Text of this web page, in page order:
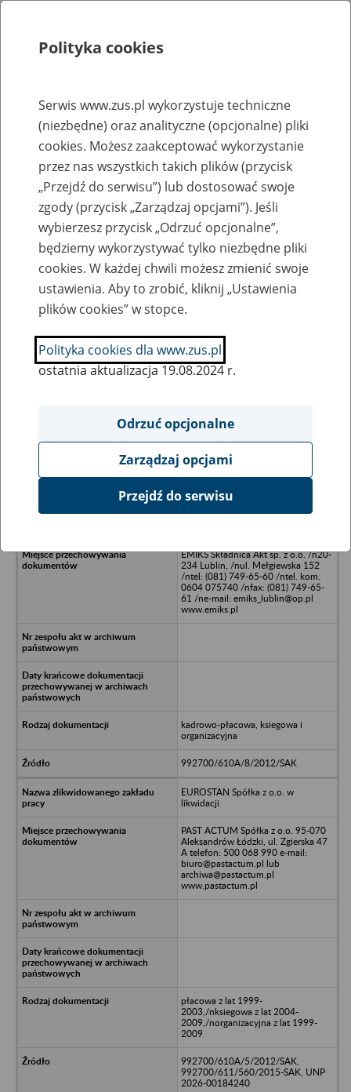
Rejestry, ewidencje i archiwa
Baza zlikwidowanych lub
przekształconych zakładów pracy
Nazwa zakładu pracy:
SZUKAJ
Ukryj wszystkie pozycje bazy
Korona Polska Spółka z
EMIKS Składnica Akt sp. z o.o. /n20-
234 Lublin, /nul. Mełgiewska 152
/ntel: (081) 749-65-60 /ntel. kom.
0604 075740 /nfax: (081) 749-65-
61 /ne-mail: emiks_lublin@op.pl
www.emiks.pl
kadrowo-płacowa, ksiegowa i
organizacyjna
992700/610A/8/2012/SAK
EUROSTAN Spółka z o.o. w
likwidacji
PAST ACTUM Spółka z o.o. 95-070
Aleksandrów Łódzki, ul. Zgierska 47
A telefon: 500 068 990 e-mail:
biuro@pastactum.pl lub
archiwa@pastactum.pl
www.pastactum.pl
płacowa z lat 1999-
2003,/nksiegowa z lat 2004-
2009,/norganizacyjna z lat 1999-
2009
992700/610A/5/2012/SAK,
992700/611/560/2015-SAK, UNP
2026-00184240
Polityka cookies
Serwis www.zus.pl wykorzystuje techniczne
(niezbędne) oraz analityczne (opcjonalne) pliki
cookies. Możesz zaakceptować wykorzystanie
przez nas wszystkich takich plików (przycisk
„Przejdź do serwisu”) lub dostosować swoje
zgody (przycisk „Zarządzaj opcjami”). Jeśli
wybierzesz przycisk „Odrzuć opcjonalne”,
będziemy wykorzystywać tylko niezbędne pliki
cookies. W każdej chwili możesz zmienić swoje
ustawienia. Aby to zrobić, kliknij „Ustawienia
plików cookies” w stopce.
Polityka cookies dla www.zus.pl
ostatnia aktualizacja 19.08.2024 r.
Odrzuć opcjonalne
Zarządzaj opcjami
Przejdź do serwisu